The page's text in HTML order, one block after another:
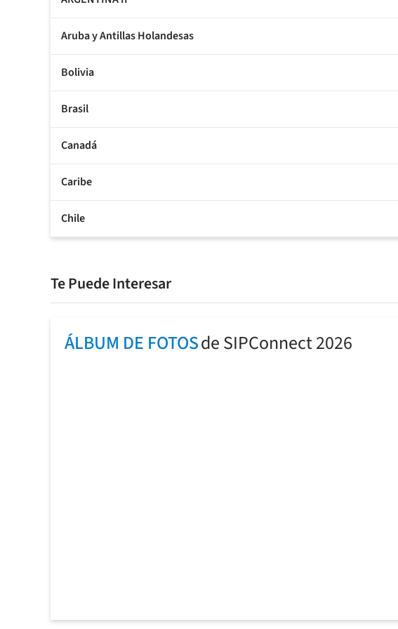
Aruba y Antillas Holandesas
Bolivia
Brasil
Canadá
Caribe
Chile
Te Puede Interesar
ÁLBUM DE FOTOSde SIPConnect 2026